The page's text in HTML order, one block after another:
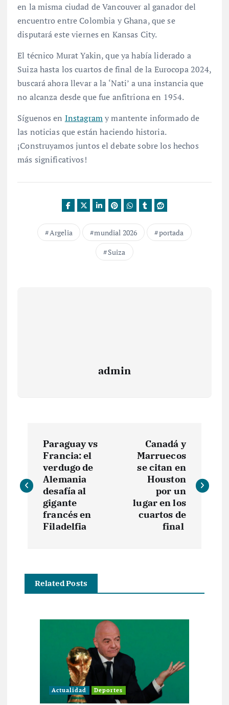
en la misma ciudad de Vancouver al ganador del
encuentro entre Colombia y Ghana, que se
disputará este viernes en Kansas City.
El técnico Murat Yakin, que ya había liderado a
Suiza hasta los cuartos de final de la Eurocopa 2024,
buscará ahora llevar a la ‘Nati’ a una instancia que
no alcanza desde que fue anfitriona en 1954.
Síguenos en Instagramy mantente informado de
las noticias que están haciendo historia.
¡Construyamos juntos el debate sobre los hechos
más significativos!
Argelia mundial 2026
portada
Suiza
admin
v
Paraguay vs
Francia: el
verdugo de
Alemania
desafía al
gigante
francés en
Filadelfia
Canadá y
Marruecos
se citan en
Houston
por un
lugar en los
cuartos de
final
Related Posts
Actualidad Deportes